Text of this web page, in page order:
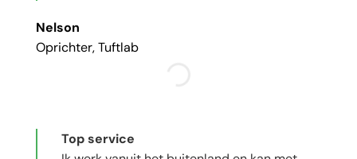
Nelson
Oprichter, Tuftlab
Top service